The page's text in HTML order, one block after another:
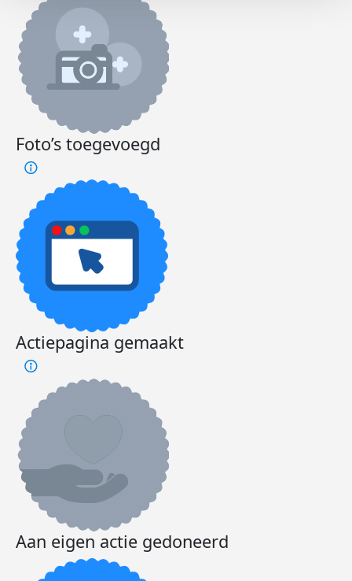
Foto’s toegevoegd
Actiepagina gemaakt
Aan eigen actie gedoneerd